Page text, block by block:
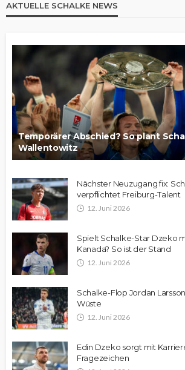
AKTUELLE SCHALKE NEWS
Temporärer Abschied? So plant
Wallentowitz
Nächster Neuzugang fix:
verpflichtet Freiburg-Talent
12. Juni 2026
Spielt Schalke-Star Dzeko
Kanada? So ist der Stand
12. Juni 2026
Schalke-Flop Jordan
Wüste
12. Juni 2026
Edin Dzeko sorgt mit
Fragezeichen